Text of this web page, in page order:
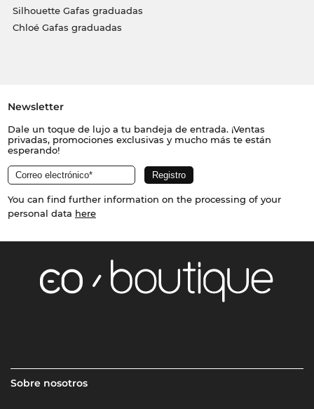
Silhouette Gafas graduadas
Chloé Gafas graduadas
Newsletter
Dale un toque de lujo a tu bandeja de entrada. ¡Ventas
privadas, promociones exclusivas y mucho más te están
esperando!
You can find further information on the processing of your
personal data here
Sobre nosotros